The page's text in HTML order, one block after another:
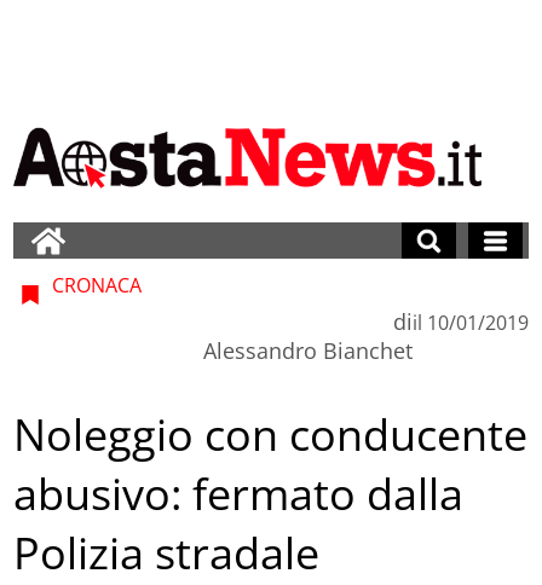
CRONACA
di
Alessandro Bianchet
il 10/01/2019
Noleggio con conducente
abusivo: fermato dalla
Polizia stradale